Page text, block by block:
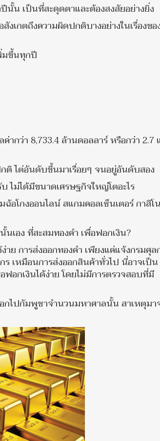
นั้น เป็นที่สะดุดตาและต้องสงสัยอย่างยิ่ง
เกตถึงความผิดปกติบางอย่างในเรื่องขอ
มขึ้นทุกปี
ากว่า 8,733.4 ล้านดอลลาร์ หรือกว่า 2.7
ติ ไต่อันดับขึ้นมาเรื่อยๆ จนอยู่อันดับสอง
ไม่ได้มีขนาดเศรษฐกิจใหญ่โตอะไร
อโกงออนไลน์ สแกมคอลเซ็นเตอร์ กาสิโน
เอง ที่สะสมทองคำ เพื่อฟอกเงิน?
ย การส่งออกทองคำ เพียงแค่แจ้งกรมศุล
เหมือนการส่งออกสินค้าทั่วไป นี่อาจเป็น
ฟอกเงินได้ง่าย โดยไม่มีการตรวจสอบที่มี
กไปกัมพูชาจำนวนมหาศาลนั้น สาเหตุมา